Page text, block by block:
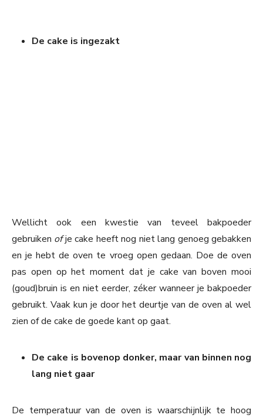
De cake is ingezakt
Wellicht ook een kwestie van teveel bakpoeder
gebruiken ofje cake heeft nog niet lang genoeg gebakken
en je hebt de oven te vroeg open gedaan. Doe de oven
pas open op het moment dat je cake van boven mooi
(goud)bruin is en niet eerder, zéker wanneer je bakpoeder
gebruikt. Vaak kun je door het deurtje van de oven al wel
zien of de cake de goede kant op gaat.
De cake is bovenop donker, maar van binnen nog
lang niet gaar
De temperatuur van de oven is waarschijnlijk te hoog